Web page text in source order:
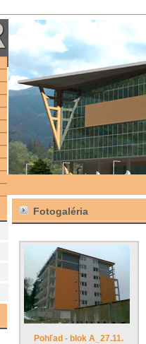
Fotogaléria
Pohľad - blok A_27.11.